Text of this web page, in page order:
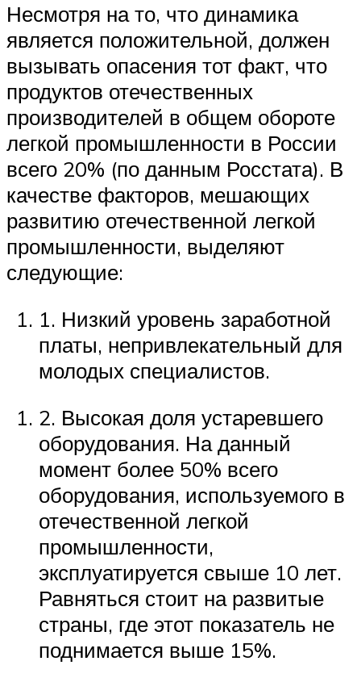
Несмотря на то, что динамика
является положительной, должен
вызывать опасения тот факт, что
продуктов отечественных
производителей в общем обороте
легкой промышленности в России
всего 20% (по данным Росстата). В
качестве факторов, мешающих
развитию отечественной легкой
промышленности, выделяют
следующие:
1. Низкий уровень заработной
платы, непривлекательный для
молодых специалистов.
2. Высокая доля устаревшего
оборудования. На данный
момент более 50% всего
оборудования, используемого в
отечественной легкой
промышленности,
эксплуатируется свыше 10 лет.
Равняться стоит на развитые
страны, где этот показатель не
поднимается выше 15%.